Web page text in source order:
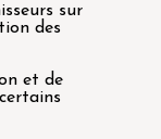
sur
des
et de